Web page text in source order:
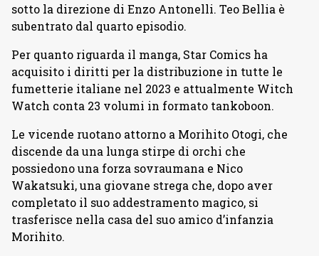
sotto la direzione di Enzo Antonelli. Teo Bellia è
subentrato dal quarto episodio.
Per quanto riguarda il manga, Star Comics ha
acquisito i diritti per la distribuzione in tutte le
fumetterie italiane nel 2023 e attualmente Witch
Watch conta 23 volumi in formato tankoboon.
Le vicende ruotano attorno a Morihito Otogi, che
discende da una lunga stirpe di orchi che
possiedono una forza sovraumana e Nico
Wakatsuki, una giovane strega che, dopo aver
completato il suo addestramento magico, si
trasferisce nella casa del suo amico d’infanzia
Morihito.